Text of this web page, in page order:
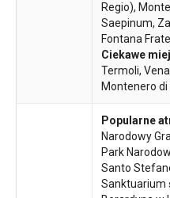
Regio),
Saepinum,
Fontana
Ciekawe
Termoli,
Montenero di
Popularne
Narodowy
Park
Santo
Sanktuarium